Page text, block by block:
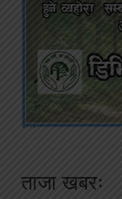
ताजा खबरः